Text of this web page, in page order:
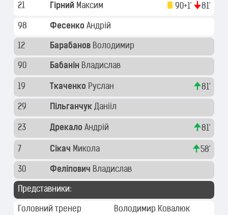
21 Гірний Максим 90+1' 81'
98 Фесенко Андрій
12 Барабанов Володимир
90 Бабанін Владислав
19 Ткаченко Руслан 81'
29 Пільганчук Данііл
23 Дрекало Андрій 81'
7 Сікач Микола 58'
30 Феліпович Владислав
Представники:
Головний тренер Володимир Ковалюк